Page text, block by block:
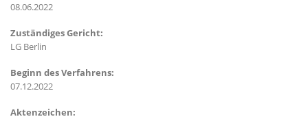
08.06.2022
Zuständiges Gericht:
LG Berlin
Beginn des Verfahrens:
07.12.2022
Aktenzeichen: